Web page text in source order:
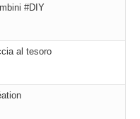
#DIY
al tesoro